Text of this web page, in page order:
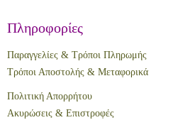
Πληροφορίες
Παραγγελίες & Τρόποι Πληρωμής
Τρόποι Αποστολής & Μεταφορικά
Πολιτική Απορρήτου
Ακυρώσεις & Επιστροφές